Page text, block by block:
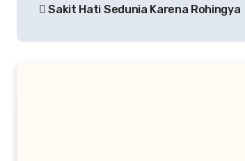
posSakit Hati Sedunia Karena Rohingya